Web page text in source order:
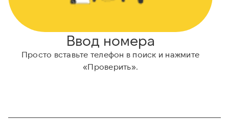
Ввод номера
Просто вставьте телефон в поиск и нажмите
«Проверить».